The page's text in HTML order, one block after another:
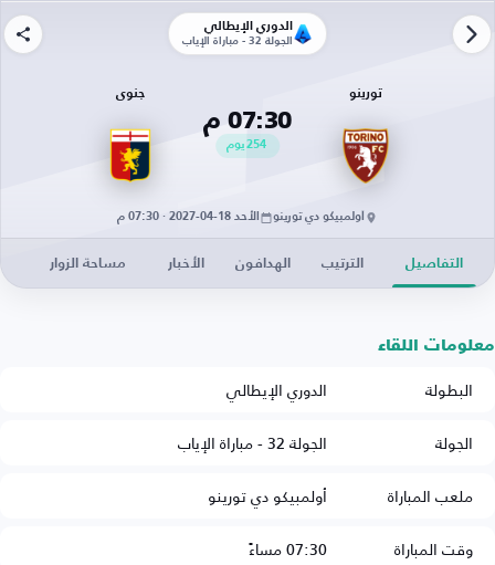
الدوري الإيطالي
الجولة 32 - مباراة الإياب
تورينو
07:30 م
254يوم
جنوى
أولمبيكو دي تورينو الأحد 18-04-2027 · 07:30 م
التفاصيل الترتيب الهدافون الأخبار مساحة الزوار
معلومات اللقاء
البطولة
الدوري الإيطالي
الجولة
الجولة 32 - مباراة الإياب
ملعب المباراة
أولمبيكو دي تورينو
وقت المباراة
07:30 مساءً